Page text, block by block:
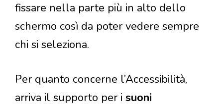
fissare nella parte più in alto dello
schermo così da poter vedere sempre
chi si seleziona.
Per quanto concerne l’Accessibilità,
arriva il supporto per i suoni